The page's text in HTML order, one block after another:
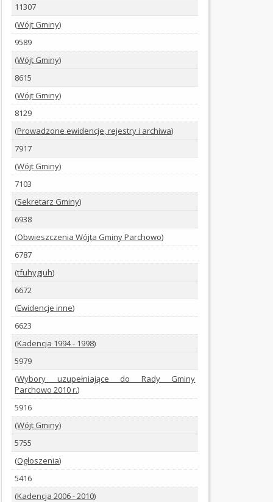
ZAMÓWIENIA
PUBLICZNE
REJESTRY
STRATEGIE
PROGRAMY
SOŁECTWA
SPRAWOZDANIA
FINANSOWE
PETYCJE
SKARGI
WNIOSKI
KONTROLE
SYGNALIŚCI
INFORMACJE
O
BIULETYNIE
PLAN
OGÓLNY
PLANY
MIEJSCOWE
ZINTEGROWANE
PLANY
INWESTYCYJNE
11307
(Wójt Gminy)
9589
(Wójt Gminy)
8615
(Wójt Gminy)
8129
(Prowadzone ewidencje, rejestry i archiwa)
7917
(Wójt Gminy)
7103
(Sekretarz Gminy)
6938
(Obwieszczenia Wójta Gminy Parchowo)
6787
(tfuhygjuh)
6672
(Ewidencje inne)
6623
(Kadencja 1994 - 1998)
5979
(Wybory uzupełniające do Rady Gminy
Parchowo 2010 r.)
5916
(Wójt Gminy)
5755
(Ogłoszenia)
5416
(Kadencja 2006 - 2010)